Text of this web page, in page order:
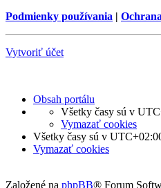
Podmienky používania |
Vytvoriť účet
Obsah portálu
Všetky časy sú v
Vymazať cookies
Všetky časy sú v
Vymazať cookies
Založené na phpBB® Forum